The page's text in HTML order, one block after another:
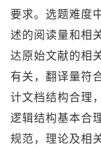
要求。选题难度
述的阅读量和相
达原始文献的相
有关，翻译量符
计文档结构合理
逻辑结构基本合
规范，理论及相